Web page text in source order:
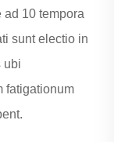
ad 10 tempora
sunt electio in
ubi
fatigationum